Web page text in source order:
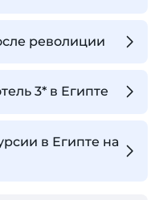
револиции
3* в Египте
в Египте на